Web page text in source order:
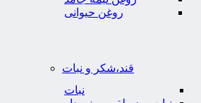
روغن حیوانی
قند،شکر و نبات
نبات